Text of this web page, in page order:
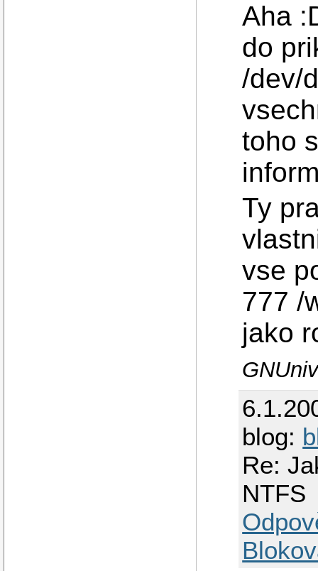
Aha
do
/dev/
toho
Ty
vse
777 /
jako
blog:
Re:
NTFS